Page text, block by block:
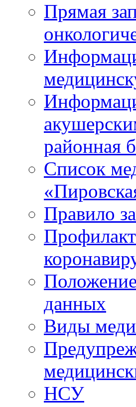
Прямая
районная
Список
Правило
данных
Виды
НСУ